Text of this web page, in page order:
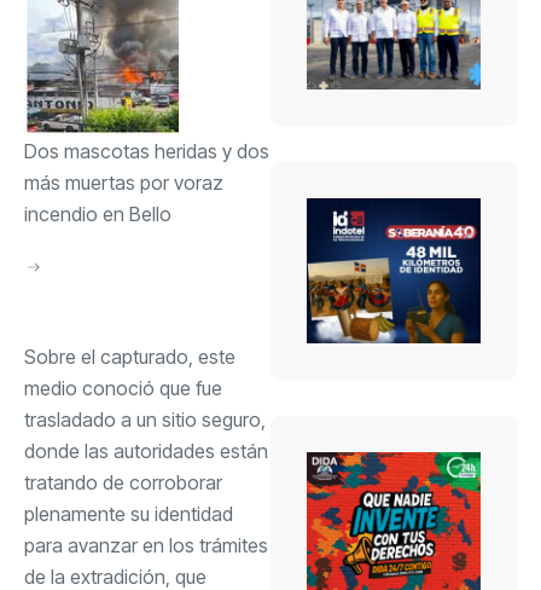
Dos mascotas heridas y dos
más muertas por voraz
incendio en Bello
Sobre el capturado, este
medio conoció que fue
trasladado a un sitio seguro,
donde las autoridades están
tratando de corroborar
plenamente su identidad
para avanzar en los trámites
de la extradición, que